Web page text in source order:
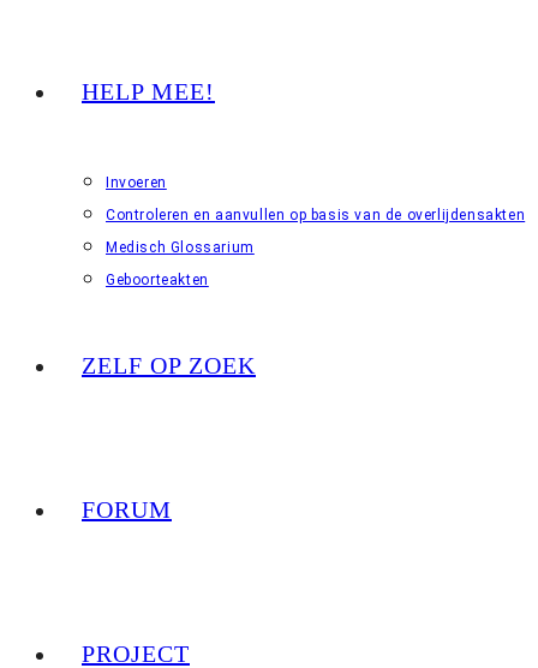
HELP MEE!
Invoeren
Controleren en aanvullen op basis van de overlijdensakten
Medisch Glossarium
Geboorteakten
ZELF OP ZOEK
FORUM
PROJECT